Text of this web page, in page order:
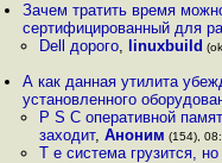
Зачем тратить время
сертифицированный для
Dell дорого, linuxbuild
А как данная утилита
установленного
P S С оперативной
заходит, Аноним (154),
Т е система грузится,